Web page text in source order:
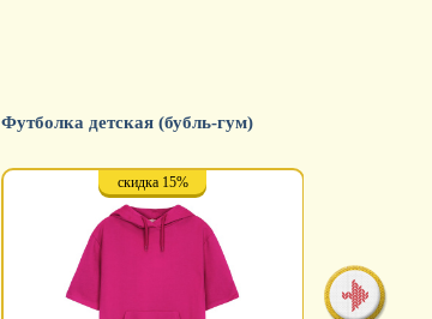
Футболка детская (бубль-гум)
скидка 15%